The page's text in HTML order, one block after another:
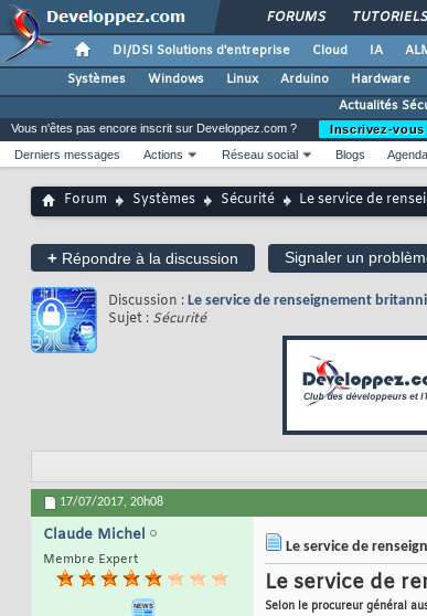
FORUMS
DI/DSI Solutions d'entreprise Cloud IA
Systèmes
Windows Linux Arduino Hardware
Actualités
Vous n'êtes pas encore inscrit sur Developpez.com ?
Inscrivez-
Derniers messages
Actions Réseau social Blogs Agenda
Forum Systèmes Sécurité Le service de
+ Répondre à la discussion Signaler un
Discussion : Le service de renseignement
Sujet : Sécurité
17/07/2017, 20h08
Claude Michel
Membre Expert
Le service de
Le service de
Selon le procureur général